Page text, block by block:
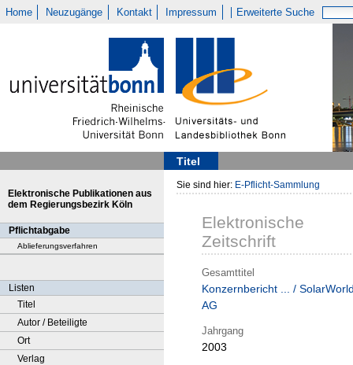
Home Neuzugänge Kontakt Impressum Erweiterte Suche
Titel
Elektronische Publikationen aus
dem Regierungsbezirk Köln
Pflichtabgabe
Ablieferungsverfahren
Listen
Titel
Autor / Beteiligte
Ort
Verlag
Sie sind hier: E-Pflicht-Sammlung
Elektronische
Zeitschrift
Gesamttitel
Konzernbericht ... /
AG
Jahrgang
2003